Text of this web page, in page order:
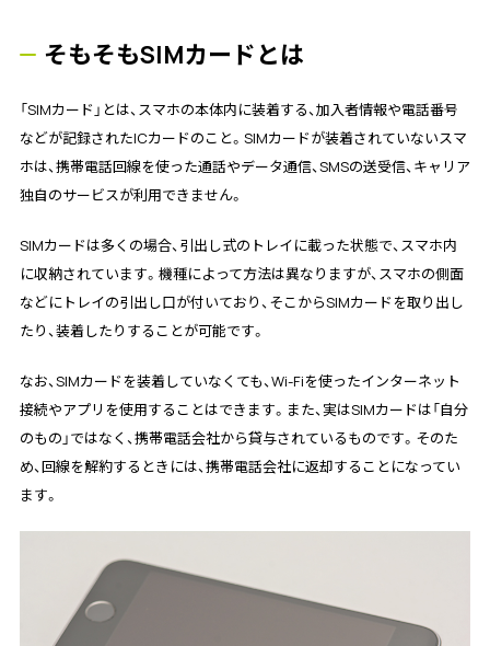
そもそもSIMカードとは
「SIMカード」とは、スマホの本体内に装着する、加入者情報や電話番号
などが記録されたICカードのこと。SIMカードが装着されていないスマ
ホは、携帯電話回線を使った通話やデータ通信、SMSの送受信、キャリア
独自のサービスが利用できません。
SIMカードは多くの場合、引出し式のトレイに載った状態で、スマホ内
に収納されています。機種によって方法は異なりますが、スマホの側面
などにトレイの引出し口が付いており、そこからSIMカードを取り出し
たり、装着したりすることが可能です。
なお、SIMカードを装着していなくても、Wi-Fiを使ったインターネット
接続やアプリを使用することはできます。また、実はSIMカードは「自分
のもの」ではなく、携帯電話会社から貸与されているものです。そのた
め、回線を解約するときには、携帯電話会社に返却することになってい
ます。